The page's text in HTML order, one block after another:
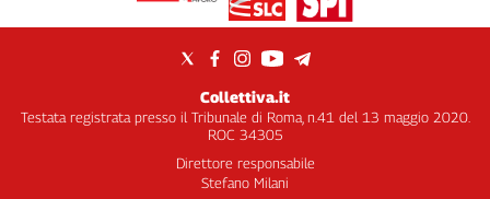
Collettiva.it
Testata registrata presso il Tribunale di Roma, n.41 del 13 maggio 2020.
ROC 34305
Direttore responsabile
Stefano Milani